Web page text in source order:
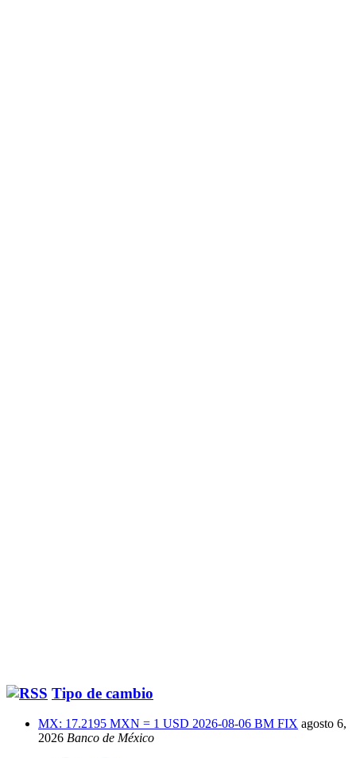
Tipo de cambio
MX: 17.2195 MXN = 1 USD 2026-08-06 BM FIX agosto 6,
2026 Banco de México